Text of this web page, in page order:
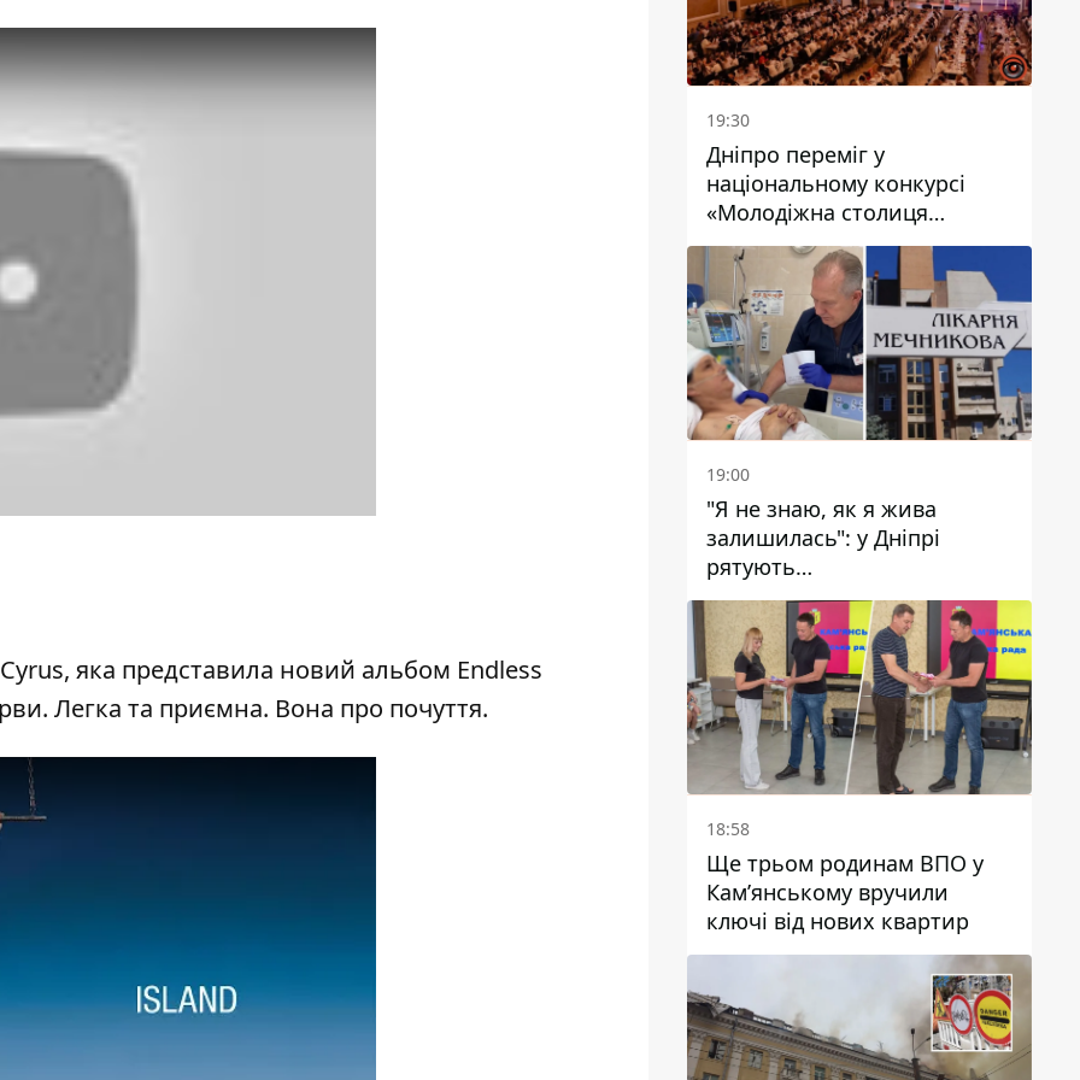
яка представила новий альбом Endless
Легка та приємна. Вона про почуття.
19:30
Дніпро переміг у
національному конкурсі
«Молодіжна столиця
України – 2026»
19:00
"Я не знаю, як я жива
залишилась": у Дніпрі
рятують
військовослужбовицю та
мати чотирьох дітей, яку
поранив КАБ
18:58
Ще трьом родинам ВПО у
Кам’янському вручили
ключі від нових квартир